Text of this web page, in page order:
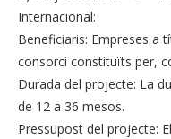
Internacional:
Beneficiaris: Empreses a
consorci constituïts per,
Durada del projecte: La
de 12 a 36 mesos.
Pressupost del projecte: